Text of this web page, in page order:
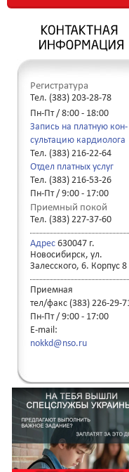
Регистратура
Тел. (383) 203-28-78
Пн-Пт / 8:00 - 18:00
Запись на платную кон-
сультацию кардиолога
Тел. (383) 216-22-64
Отдел платных услуг
Тел. (383) 216-53-26
Пн-Пт / 9:00 - 17:00
Приемный покой
Тел. (383) 227-37-60
Адрес630047 г.
Новосибирск, ул.
Залесского, 6. Корпус 8
Приемная
тел/факс (383) 226-29-
Пн-Пт / 9:00 - 17:00
E-mail:
nokkd@nso.ru